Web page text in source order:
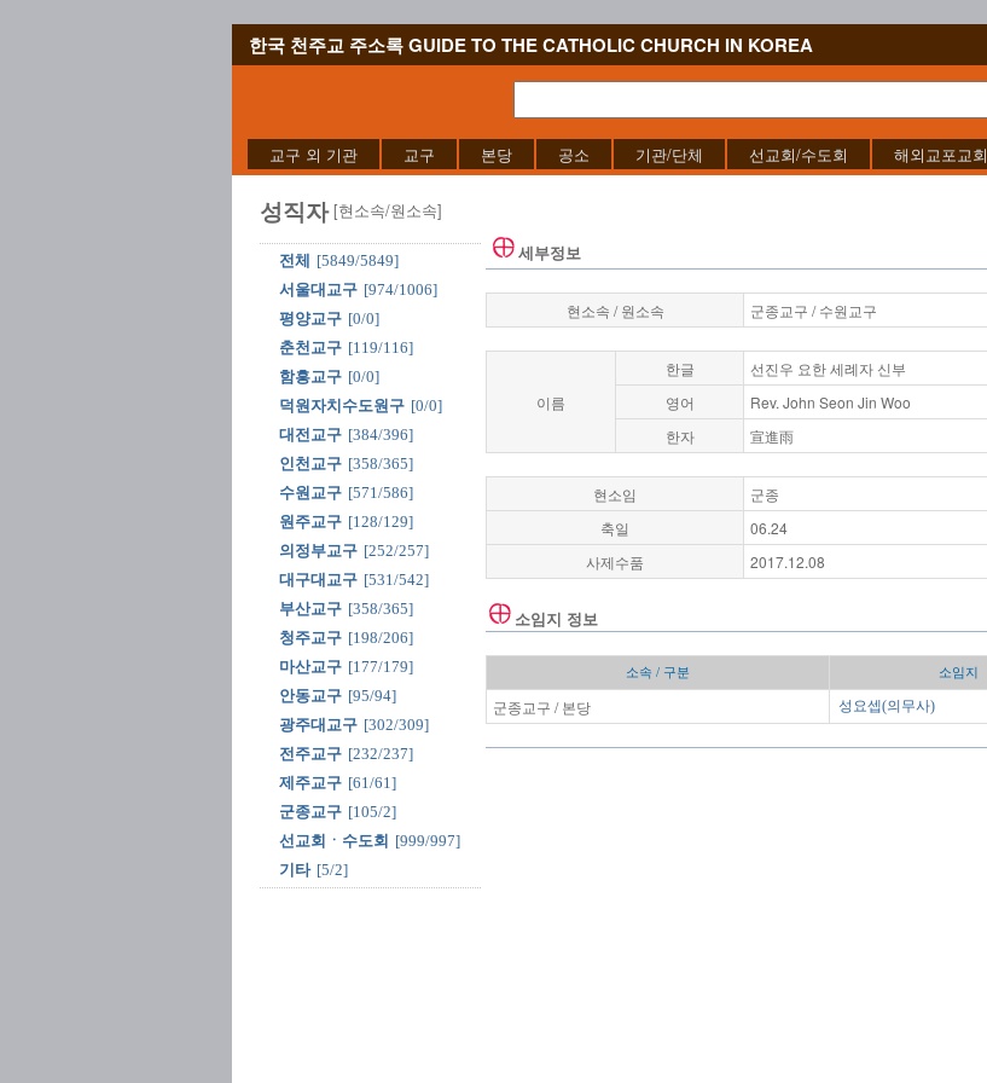
한국 천주교 주소록 GUIDE TO THE CATHOLIC CHURCH IN KOREA
교구 외 기관 교구 본당 공소 기관/단체 선교회/수도회 해외교포교회
성직자 [현소속/원소속]
전체
[5849/5849]
서울대교구 [974/1006]
평양교구 [0/0]
춘천교구 [119/116]
함흥교구 [0/0]
덕원자치수도원구 [0/0]
대전교구 [384/396]
인천교구 [358/365]
수원교구 [571/586]
원주교구 [128/129]
의정부교구 [252/257]
대구대교구 [531/542]
부산교구 [358/365]
청주교구 [198/206]
마산교구 [177/179]
안동교구 [95/94]
광주대교구 [302/309]
전주교구 [232/237]
제주교구 [61/61]
군종교구 [105/2]
선교회ㆍ수도회 [999/997]
기타 [5/2]
세부정보
현소속 / 원소속 군종교구 / 수원교구
이름
한글
선진우 요한 세례자 신부
영어
Rev. John Seon Jin Woo
한자
宣進雨
현소임
군종
축일
06.24
사제수품
2017.12.08
소임지 정보
소속 / 구분 소임지
군종교구 / 본당 성요셉(의무사)